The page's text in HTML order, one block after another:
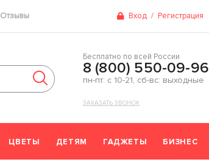
Отзывы Вход / Регистрация
Бесплатно по всей России
8 (800) 550-09-96
пн-пт: с 10-21, сб-вс: выходные
ЗАКАЗАТЬ ЗВОНОК
ЦВЕТЫ ДЕТЯМ ГАДЖЕТЫ БИЗНЕС